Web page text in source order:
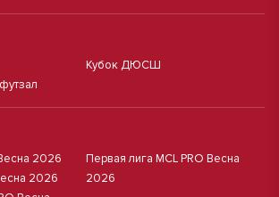
Кубок ДЮСШ
2026
2026
Первая лига MCL PRO Весна
2026